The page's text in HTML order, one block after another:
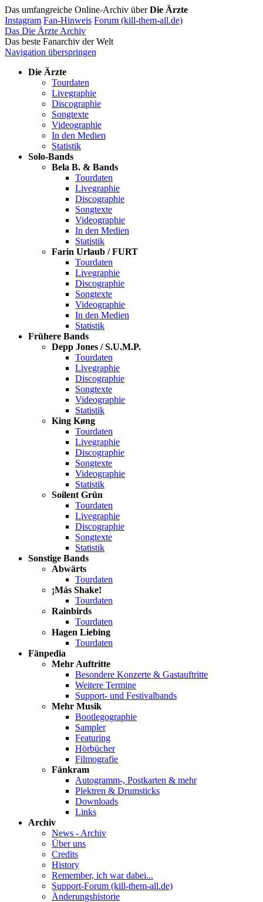
Das umfangreiche Online-Archiv überDie Ärzte
Instagram Fan-Hinweis Forum (kill-them-all.de)
Das Die Ärzte Archiv
Das beste Fanarchiv der Welt
Navigation überspringen
Die Ärzte
Tourdaten
Livegraphie
Discographie
Songtexte
Videographie
In den Medien
Statistik
Solo-Bands
Bela B. & Bands
Tourdaten
Livegraphie
Discographie
Songtexte
Videographie
In den Medien
Statistik
Farin Urlaub / FURT
Tourdaten
Livegraphie
Discographie
Songtexte
Videographie
In den Medien
Statistik
Frühere Bands
Depp Jones / S.U.M.P.
Tourdaten
Livegraphie
Discographie
Songtexte
Videographie
Statistik
King Køng
Tourdaten
Livegraphie
Discographie
Songtexte
Videographie
Statistik
Soilent Grün
Tourdaten
Livegraphie
Discographie
Songtexte
Statistik
Sonstige Bands
Abwärts
Tourdaten
¡Más Shake!
Tourdaten
Rainbirds
Tourdaten
Hagen Liebing
Tourdaten
Fänpedia
Mehr Auftritte
Besondere Konzerte & Gastauftritte
Weitere Termine
Support- und Festivalbands
Mehr Musik
Bootlegographie
Sampler
Featuring
Hörbücher
Filmografie
Fänkram
Autogramm-, Postkarten & mehr
Plektren & Drumsticks
Downloads
Links
Archiv
News - Archiv
Über uns
Credits
History
Remember, ich war dabei...
Support-Forum (kill-them-all.de)
Änderungshistorie